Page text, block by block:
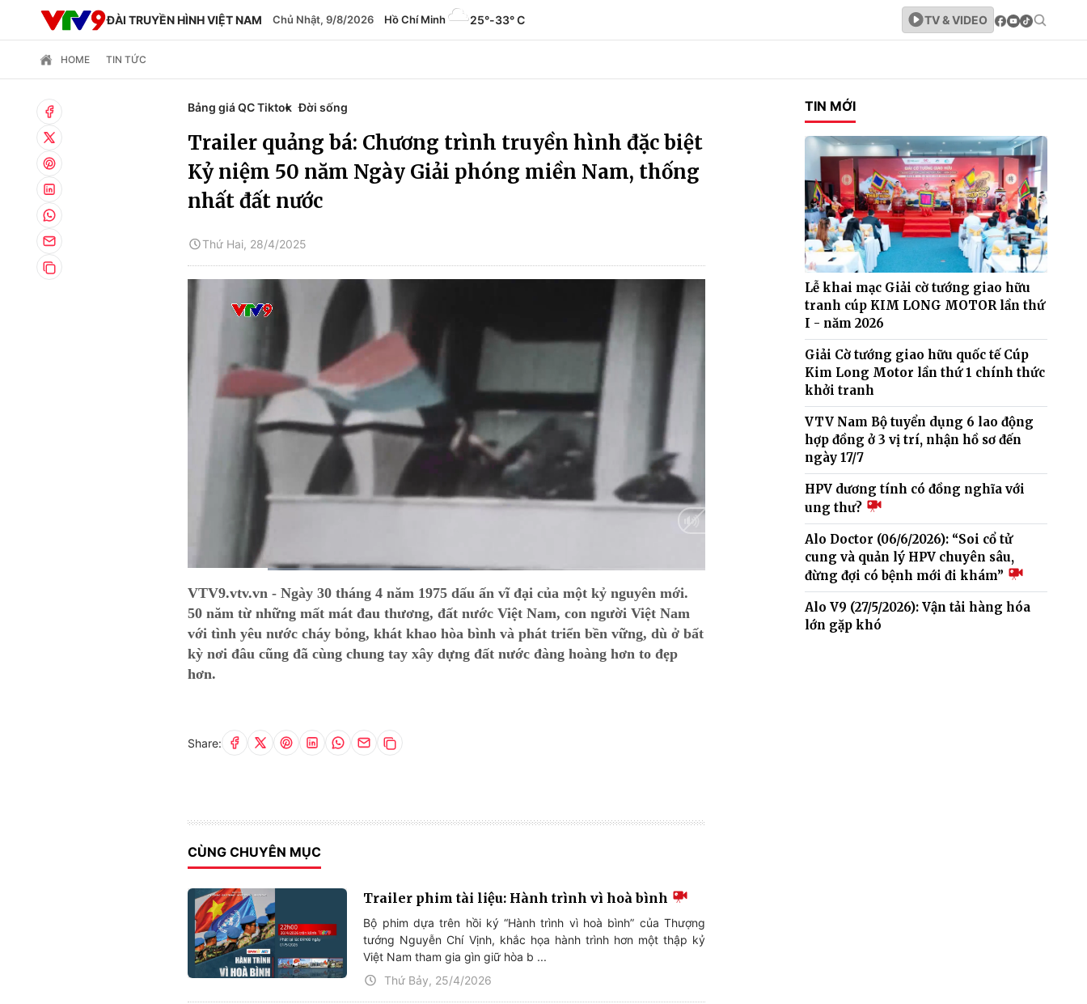
ĐÀI TRUYỀN HÌNH VIỆT NAM Chủ Nhật, 9/8/2026 Hồ Chí Minh 25°-33° C TV & VIDEO
HOME TIN TỨC
Bảng giá QC Tiktok Đời sống
Trailer quảng bá: Chương trình truyền hình đặc biệt
Kỷ niệm 50 năm Ngày Giải phóng miền Nam, thống
nhất đất nước
Thứ Hai, 28/4/2025
Time
VTV9.vtv.vn - Ngày 30 tháng 4 năm 1975 dấu ấn vĩ đại của một kỷ nguyên mới.
50 năm từ những mất mát đau thương, đất nước Việt Nam, con người Việt Nam
với tình yêu nước cháy bỏng, khát khao hòa bình và phát triển bền vững, dù ở bất
kỳ nơi đâu cũng đã cùng chung tay xây dựng đất nước đàng hoàng hơn to đẹp
hơn.
Share:
CÙNG CHUYÊN MỤC
Trailer phim tài liệu: Hành trình vì hoà bình
Bộ phim dựa trên hồi ký “Hành trình vì hoà bình” của Thượng
tướng Nguyễn Chí Vịnh, khắc họa hành trình hơn một thập kỷ
Việt Nam tham gia gìn giữ hòa b ...
Thứ Bảy, 25/4/2026
TIN MỚI
Lễ khai mạc Giải cờ tướng giao hữu
tranh cúp KIM LONG MOTOR lần thứ
I - năm 2026
Giải Cờ tướng giao hữu quốc tế Cúp
Kim Long Motor lần thứ 1 chính thức
khởi tranh
VTV Nam Bộ tuyển dụng 6 lao động
hợp đồng ở 3 vị trí, nhận hồ sơ đến
ngày 17/7
HPV dương tính có đồng nghĩa với
ung thư?
Alo Doctor (06/6/2026): “Soi cổ tử
cung và quản lý HPV chuyên sâu,
đừng đợi có bệnh mới đi khám”
Alo V9 (27/5/2026): Vận tải hàng hóa
lớn gặp khó